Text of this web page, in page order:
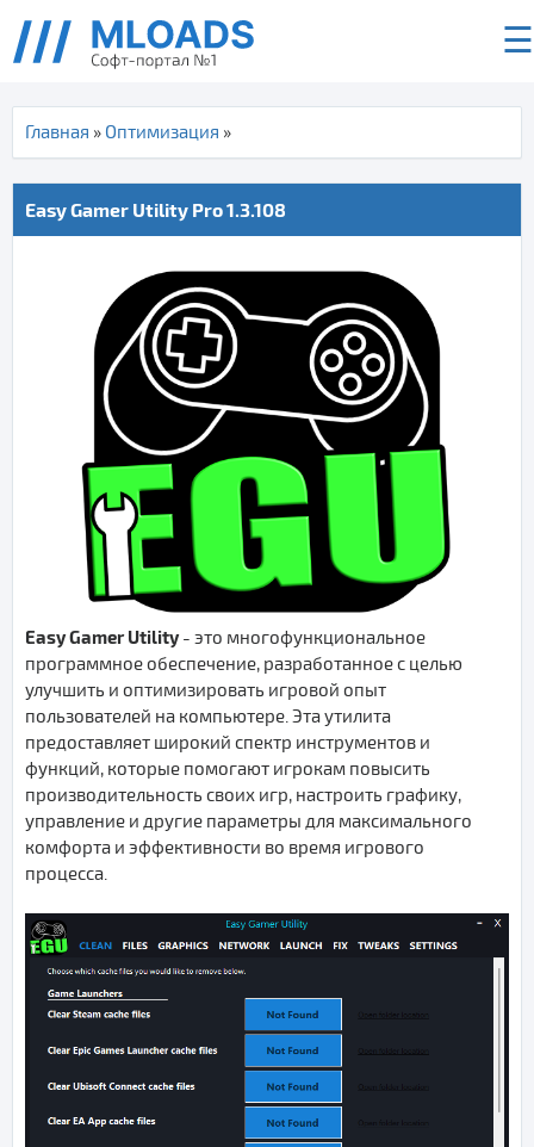
☰
Главная » Оптимизация »
Easy Gamer Utility Pro 1.3.108
Easy Gamer Utility- это многофункциональное
программное обеспечение, разработанное с целью
улучшить и оптимизировать игровой опыт
пользователей на компьютере. Эта утилита
предоставляет широкий спектр инструментов и
функций, которые помогают игрокам повысить
производительность своих игр, настроить графику,
управление и другие параметры для максимального
комфорта и эффективности во время игрового
процесса.